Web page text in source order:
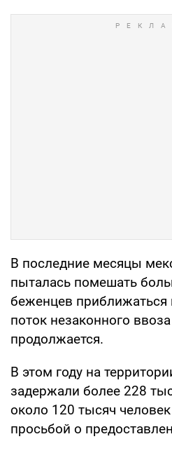
В последние месяцы
пыталась помешать
беженцев
поток незаконного
продолжается.
В этом году на
задержали более 228
около 120 тысяч
просьбой о